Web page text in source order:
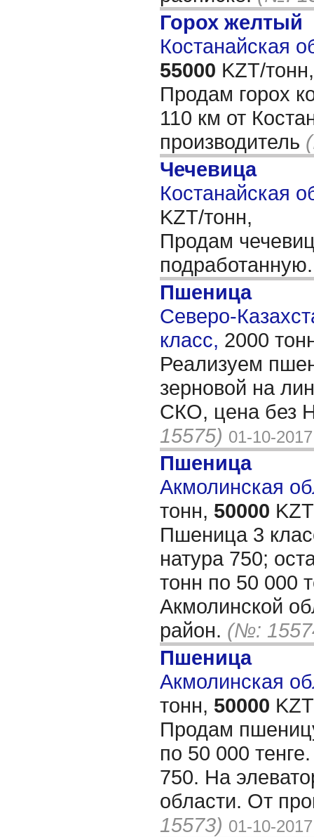
Горох желтый
Костанайская
55000 KZT/тонн,
Продам горох
110 км от
производитель
Чечевица
Костанайская
KZT/тонн,
Продам
Пшеница
Северо-
класс, 2000
Реализуем
зерновой на
СКО, цена без
15575) 01-10-2017
Пшеница
Акмолинская
тонн, 50000
Пшеница 3
натура 750;
тонн по 50 000
Акмолинской
район. (№:
Пшеница
Акмолинская
тонн, 50000
Продам
по 50 000
750. На
области. От
15573) 01-10-2017